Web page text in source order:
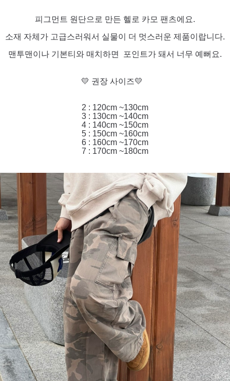
피그먼트 원단으로 만든 헬로 카모 팬츠에요.
소재 자체가 고급스러워서 실물이 더 멋스러운 제품이랍니다.
맨투맨이나 기본티와 매치하면 포인트가 돼서 너무 예뻐요.
💛 권장 사이즈💛
2 : 120cm ~130cm
3 : 130cm ~140cm
4 : 140cm ~150cm
5 : 150cm ~160cm
6 : 160cm ~170cm
7 : 170cm ~180cm